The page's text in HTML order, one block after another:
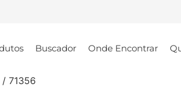
Buscador Onde Encontrar
71356